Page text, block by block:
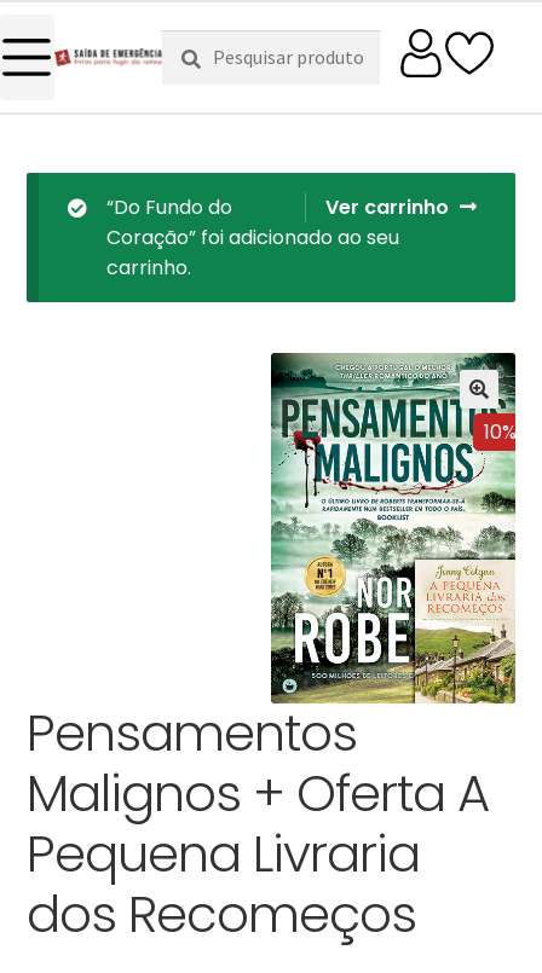
Pesquisar
por:
Pesquisa
Ver carrinho
“Do Fundo do
Coração” foi adicionado ao seu
carrinho.
10%
Pensamentos
Malignos + Oferta A
Pequena Livraria
dos Recomeços